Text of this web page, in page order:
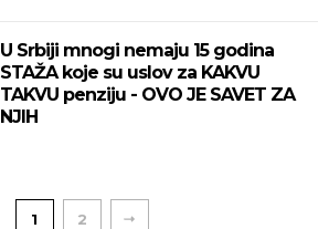
U Srbiji mnogi nemaju 15 godina
STAŽA koje su uslov za KAKVU
TAKVU penziju - OVO JE SAVET ZA
NJIH
1 2